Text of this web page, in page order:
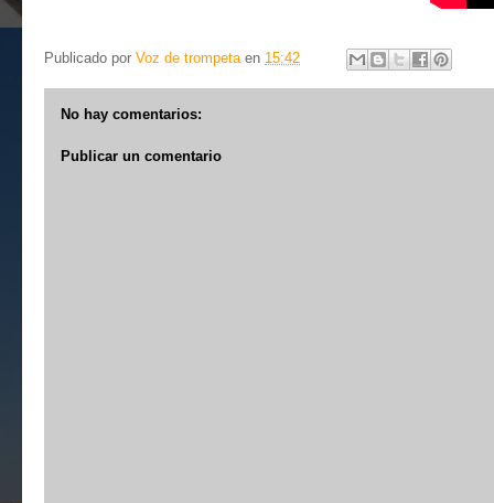
Publicado por Voz de trompeta en 15:42
No hay comentarios:
Publicar un comentario